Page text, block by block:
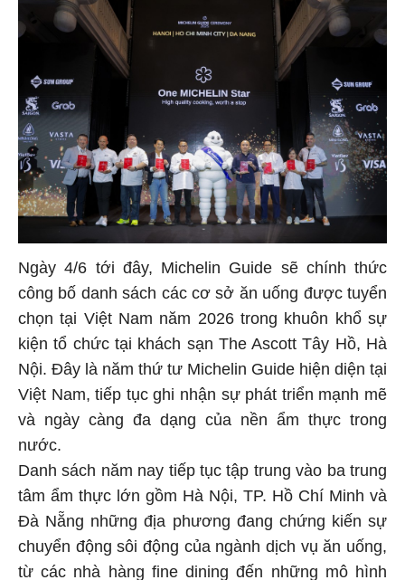
Ngày 4/6 tới đây, Michelin Guide sẽ chính thức
công bố danh sách các cơ sở ăn uống được tuyển
chọn tại Việt Nam năm 2026 trong khuôn khổ sự
kiện tổ chức tại khách sạn The Ascott Tây Hồ, Hà
Nội. Đây là năm thứ tư Michelin Guide hiện diện tại
Việt Nam, tiếp tục ghi nhận sự phát triển mạnh mẽ
và ngày càng đa dạng của nền ẩm thực trong
nước.
Danh sách năm nay tiếp tục tập trung vào ba trung
tâm ẩm thực lớn gồm Hà Nội, TP. Hồ Chí Minh và
Đà Nẵng những địa phương đang chứng kiến sự
chuyển động sôi động của ngành dịch vụ ăn uống,
từ các nhà hàng fine dining đến những mô hình